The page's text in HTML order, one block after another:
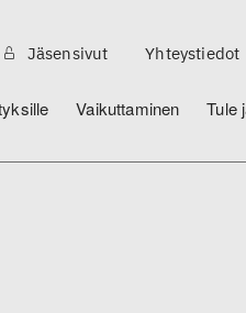
Jäsensivut Yhteystiedot
Vaikuttaminen Tule